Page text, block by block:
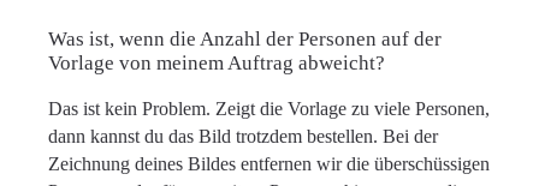
Was ist, wenn die Anzahl der Personen auf der
Vorlage von meinem Auftrag abweicht?
Das ist kein Problem. Zeigt die Vorlage zu viele Personen,
dann kannst du das Bild trotzdem bestellen. Bei der
Zeichnung deines Bildes entfernen wir die überschüssigen